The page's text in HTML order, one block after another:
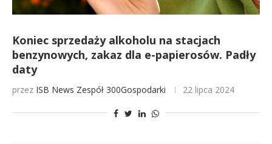
Koniec sprzedaży alkoholu na stacjach
benzynowych, zakaz dla e-papierosów. Padły
daty
przez ISB News Zespół 300Gospodarki 22 lipca 2024